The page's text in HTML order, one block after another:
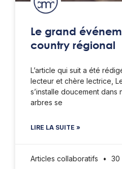
Le grand
country régional
L’article qui suit a été
lecteur et chère lectrice,
s’installe doucement dans
arbres se
LIRE LA SUITE »
Articles collaboratifs 30